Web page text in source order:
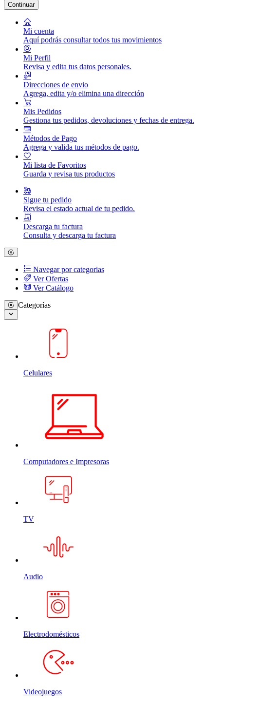
Continuar
Mi cuenta
Aquí podrás consultar todos tus movimientos
Mi Perfil
Revisa y edita tus datos personales.
Direcciones de envio
Agrega, edita y/o elimina una dirección
Mis Pedidos
Gestiona tus pedidos, devoluciones y fechas de entrega.
Métodos de Pago
Agrega y valida tus métodos de pago.
Mi lista de Favoritos
Guarda y revisa tus productos
Sigue tu pedido
Revisa el estado actual de tu pedido.
Descarga tu factura
Consulta y descarga tu factura
Navegar por categorias
Ver Ofertas
Ver Catálogo
Categorías
Celulares
Computadores e Impresoras
TV
Audio
Electrodomésticos
Videojuegos